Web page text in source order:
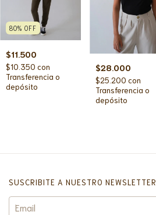
80% OFF
$11.500
$10.350 con
Transferencia o
depósito
$28.000
$25.200con
Transferencia o
depósito
SUSCRIBITE A NUESTRO NEWSLETTER